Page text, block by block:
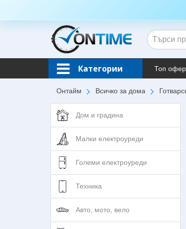
Категории Топ
Онтайм Всичко за дома
Дом и градина
Малки електроуреди
Големи електроуреди
Техника
Авто, мото, вело